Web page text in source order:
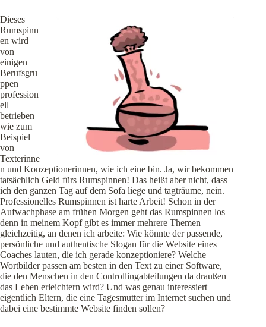
Dieses
Rumspinn
en wird
von
einigen
Berufsgru
ppen
profession
ell
betrieben –
wie zum
Beispiel
von
Texterinne
n und Konzeptionerinnen, wie ich eine bin. Ja, wir bekommen
tatsächlich Geld fürs Rumspinnen! Das heißt aber nicht, dass
ich den ganzen Tag auf dem Sofa liege und tagträume, nein.
Professionelles Rumspinnen ist harte Arbeit! Schon in der
Aufwachphase am frühen Morgen geht das Rumspinnen los –
denn in meinem Kopf gibt es immer mehrere Themen
gleichzeitig, an denen ich arbeite: Wie könnte der passende,
persönliche und authentische Slogan für die Website eines
Coaches lauten, die ich gerade konzeptioniere? Welche
Wortbilder passen am besten in den Text zu einer Software,
die den Menschen in den Controllingabteilungen da draußen
das Leben erleichtern wird? Und was genau interessiert
eigentlich Eltern, die eine Tagesmutter im Internet suchen und
dabei eine bestimmte Website finden sollen?